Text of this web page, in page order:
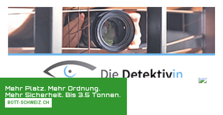
Aufgenommen wurden Polizistinnen und Polizisten sowie
Sicherheitsassistentinnen und -assistenten.
Weiterlesen